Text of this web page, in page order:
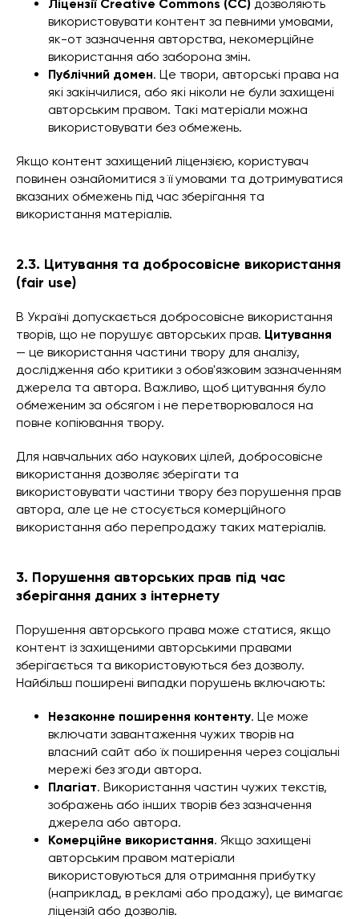
Ліцензії Creative Commons (CC) дозволяють
використовувати контент за певними умовами,
як-от зазначення авторства, некомерційне
використання або заборона змін.
Публічний домен. Це твори, авторські права на
які закінчилися, або які ніколи не були захищені
авторським правом. Такі матеріали можна
використовувати без обмежень.
Якщо контент захищений ліцензією, користувач
повинен ознайомитися з її умовами та дотримуватися
вказаних обмежень під час зберігання та
використання матеріалів.
2.3. Цитування та добросовісне використання
(fair use)
В Україні допускається добросовісне використання
творів, що не порушує авторських прав. Цитування
— це використання частини твору для аналізу,
дослідження або критики з обов'язковим зазначенням
джерела та автора. Важливо, щоб цитування було
обмеженим за обсягом і не перетворювалося на
повне копіювання твору.
Для навчальних або наукових цілей, добросовісне
використання дозволяє зберігати та
використовувати частини твору без порушення прав
автора, але це не стосується комерційного
використання або перепродажу таких матеріалів.
3. Порушення авторських прав під час
зберігання даних з інтернету
Порушення авторського права може статися, якщо
контент із захищеними авторськими правами
зберігається та використовуються без дозволу.
Найбільш поширені випадки порушень включають:
Незаконне поширення контенту. Це може
включати завантаження чужих творів на
власний сайт або їх поширення через соціальні
мережі без згоди автора.
Плагіат. Використання частин чужих текстів,
зображень або інших творів без зазначення
джерела або автора.
Комерційне використання. Якщо захищені
авторським правом матеріали
використовуються для отримання прибутку
(наприклад, в рекламі або продажу), це вимагає
ліцензій або дозволів.